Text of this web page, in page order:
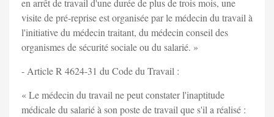
en arrêt de travail d'une durée de plus de trois mois, une
visite de pré-reprise est organisée par le médecin du travail à
l'initiative du médecin traitant, du médecin conseil des
organismes de sécurité sociale ou du salarié. »
- Article R 4624-31 du Code du Travail :
« Le médecin du travail ne peut constater l'inaptitude
médicale du salarié à son poste de travail que s'il a réalisé :